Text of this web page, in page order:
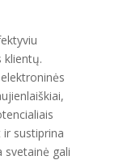
klientų.
sustiprina
svetainė gali